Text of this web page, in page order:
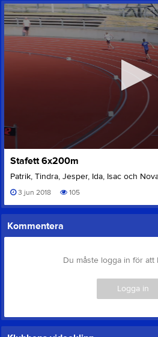
seconds
of
seconds
Stafett 6x200m
Patrik, Tindra, Jesper, Ida, Isac och
3 jun 2018 105
Kommentera
Du måste logga in för att
Logga in